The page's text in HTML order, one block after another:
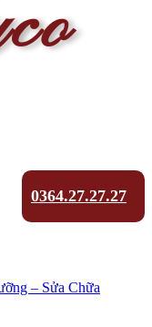
0364.27.27.27
– Sửa Chữa